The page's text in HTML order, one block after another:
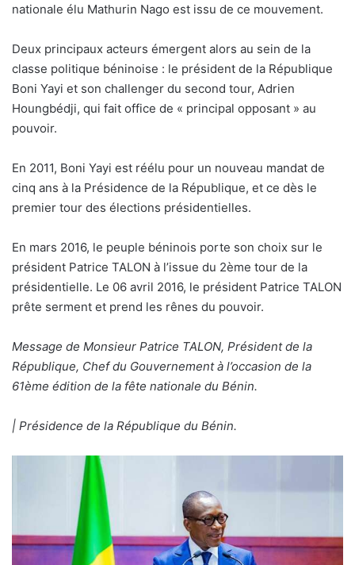
nationale élu Mathurin Nago est issu de ce mouvement.
Deux principaux acteurs émergent alors au sein de la
classe politique béninoise : le président de la République
Boni Yayi et son challenger du second tour, Adrien
Houngbédji, qui fait office de « principal opposant » au
pouvoir.
En 2011, Boni Yayi est réélu pour un nouveau mandat de
cinq ans à la Présidence de la République, et ce dès le
premier tour des élections présidentielles.
En mars 2016, le peuple béninois porte son choix sur le
président Patrice TALON à l’issue du 2ème tour de la
présidentielle. Le 06 avril 2016, le président Patrice TALON
prête serment et prend les rênes du pouvoir.
Message de Monsieur Patrice TALON, Président de la
République, Chef du Gouvernement à l’occasion de la
61ème édition de la fête nationale du Bénin.
| Présidence de la République du Bénin.